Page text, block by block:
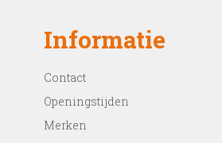
Informatie
Contact
Openingstijden
Merken